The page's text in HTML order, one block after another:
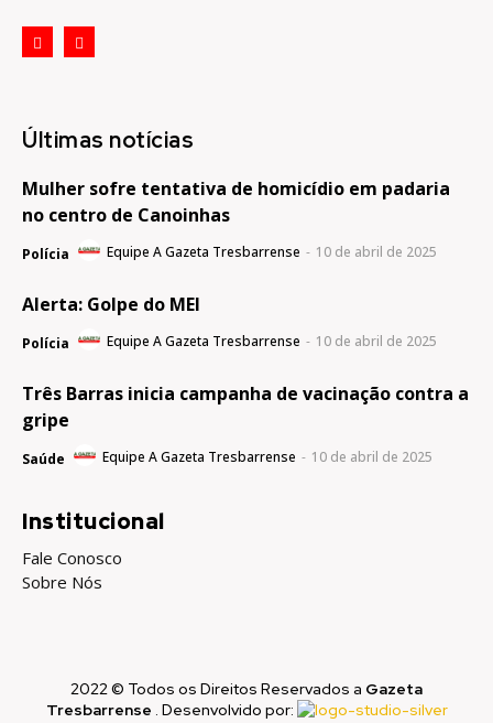
Últimas notícias
Mulher sofre tentativa de homicídio em padaria
no centro de Canoinhas
Polícia Equipe A Gazeta Tresbarrense - 10 de abril de 2025
Alerta: Golpe do MEI
Polícia Equipe A Gazeta Tresbarrense - 10 de abril de 2025
Três Barras inicia campanha de vacinação contra a
gripe
Saúde Equipe A Gazeta Tresbarrense - 10 de abril de 2025
Institucional
Fale Conosco
Sobre Nós
2022 © Todos os Direitos Reservados a Gazeta
Tresbarrense . Desenvolvido por: